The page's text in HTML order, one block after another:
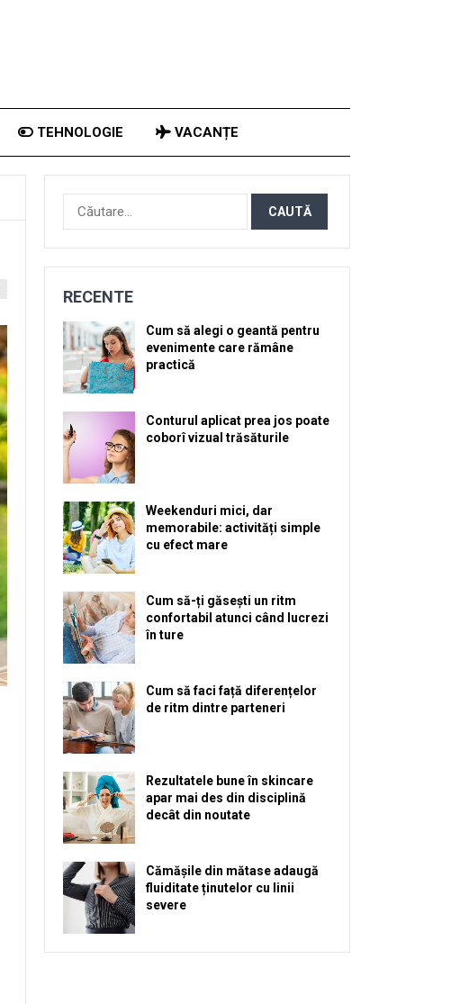
TEHNOLOGIE VACANȚE
Caută
după:
RECENTE
Cum să alegi o geantă pentru
evenimente care rămâne
practică
Conturul aplicat prea jos poate
coborî vizual trăsăturile
Weekenduri mici, dar
memorabile: activități simple
cu efect mare
Cum să-ți găsești un ritm
confortabil atunci când lucrezi
în ture
Cum să faci față diferențelor
de ritm dintre parteneri
Rezultatele bune în skincare
apar mai des din disciplină
decât din noutate
Cămășile din mătase adaugă
fluiditate ținutelor cu linii
severe